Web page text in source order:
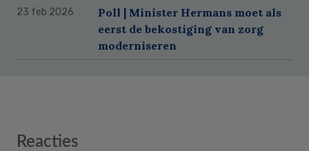
23 feb 2026
Poll | Minister Hermans moet als
eerst de bekostiging van zorg
moderniseren
Reader
Reacties